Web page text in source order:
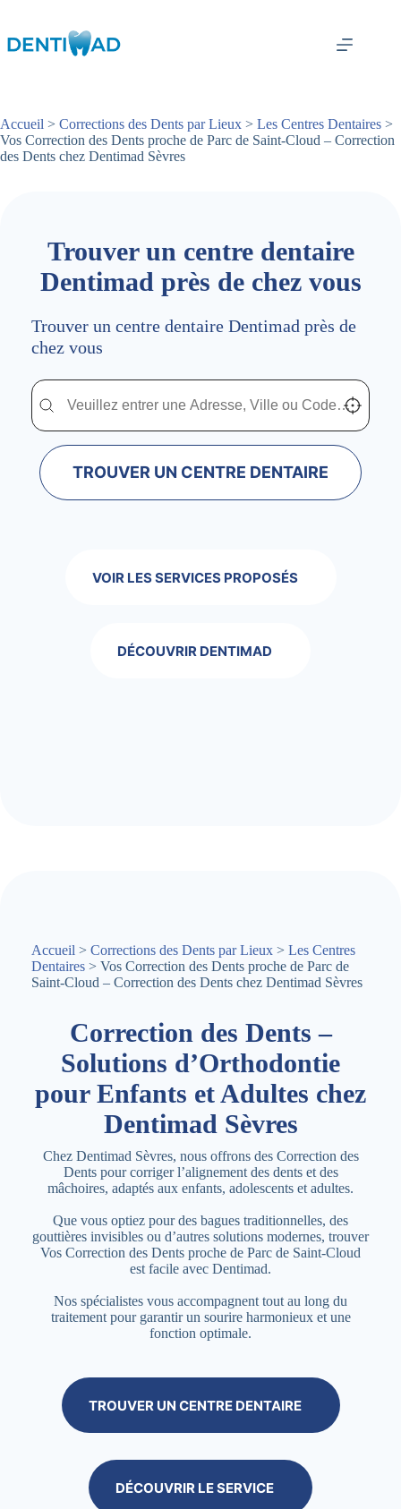
contenu
Accueil > Corrections des Dents par Lieux > Les Centres Dentaires >
Vos Correction des Dents proche de Parc de Saint-Cloud – Correction
des Dents chez Dentimad Sèvres
Trouver un centre dentaire
Dentimad près de chez vous
Trouver un centre dentaire Dentimad près de
chez vous
Trouver un centre dentaire Dentimad près de
Trouver un centre dentaire Dentimad près de chez vous Localisez-
TROUVER UN CENTRE DENTAIRE
VOIR LES SERVICES PROPOSÉS
DÉCOUVRIR DENTIMAD
Accueil > Corrections des Dents par Lieux > Les Centres
Dentaires > Vos Correction des Dents proche de Parc de
Saint-Cloud – Correction des Dents chez Dentimad Sèvres
Correction des Dents –
Solutions d’Orthodontie
pour Enfants et Adultes chez
Dentimad Sèvres
Chez Dentimad Sèvres, nous offrons des Correction des
Dents pour corriger l’alignement des dents et des
mâchoires, adaptés aux enfants, adolescents et adultes.
Que vous optiez pour des bagues traditionnelles, des
gouttières invisibles ou d’autres solutions modernes, trouver
Vos Correction des Dents proche de Parc de Saint-Cloud
est facile avec Dentimad.
Nos spécialistes vous accompagnent tout au long du
traitement pour garantir un sourire harmonieux et une
fonction optimale.
TROUVER UN CENTRE DENTAIRE
DÉCOUVRIR LE SERVICE